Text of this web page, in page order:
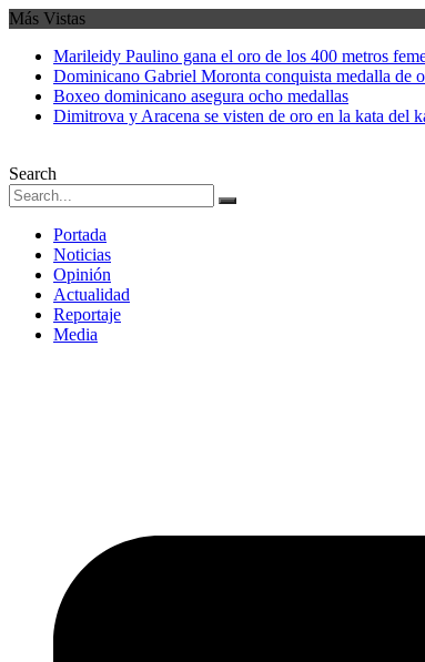
Más Vistas
Marileidy Paulino gana el oro de los 400 metros
Dominicano Gabriel Moronta conquista medalla de
Boxeo dominicano asegura ocho medallas
Dimitrova y Aracena se visten de oro en la kata del
Search
Portada
Noticias
Opinión
Actualidad
Reportaje
Media